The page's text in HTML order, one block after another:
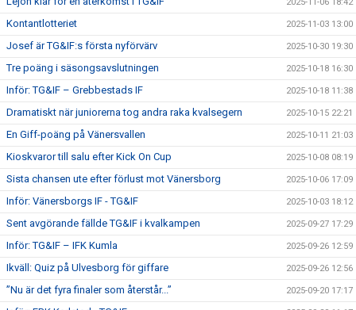
Kontantlotteriet 2025-11-03 13:00
Josef är TG&IF:s första nyförvärv 2025-10-30 19:30
Tre poäng i säsongsavslutningen 2025-10-18 16:30
Inför: TG&IF – Grebbestads IF 2025-10-18 11:38
Dramatiskt när juniorerna tog andra raka kvalsegern 2025-10-15 22:21
En Giff-poäng på Vänersvallen 2025-10-11 21:03
Kioskvaror till salu efter Kick On Cup 2025-10-08 08:19
Sista chansen ute efter förlust mot Vänersborg 2025-10-06 17:09
Inför: Vänersborgs IF - TG&IF 2025-10-03 18:12
Sent avgörande fällde TG&IF i kvalkampen 2025-09-27 17:29
Inför: TG&IF – IFK Kumla 2025-09-26 12:59
Ikväll: Quiz på Ulvesborg för giffare 2025-09-26 12:56
”Nu är det fyra finaler som återstår...” 2025-09-20 17:17